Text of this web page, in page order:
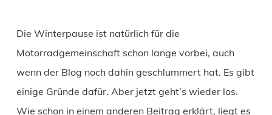
Die Winterpause ist natürlich für die
Motorradgemeinschaft schon lange vorbei, auch
wenn der Blog noch dahin geschlummert hat. Es gibt
einige Gründe dafür. Aber jetzt geht’s wieder los.
Wie schon in einem anderen Beitrag erklärt, liegt es